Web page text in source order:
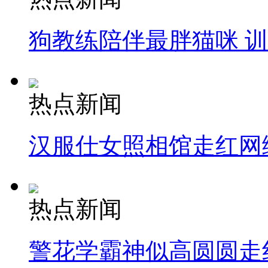
狗教练陪伴最胖猫咪
热点新闻
汉服仕女照相馆走红网
热点新闻
警花学霸神似高圆圆走